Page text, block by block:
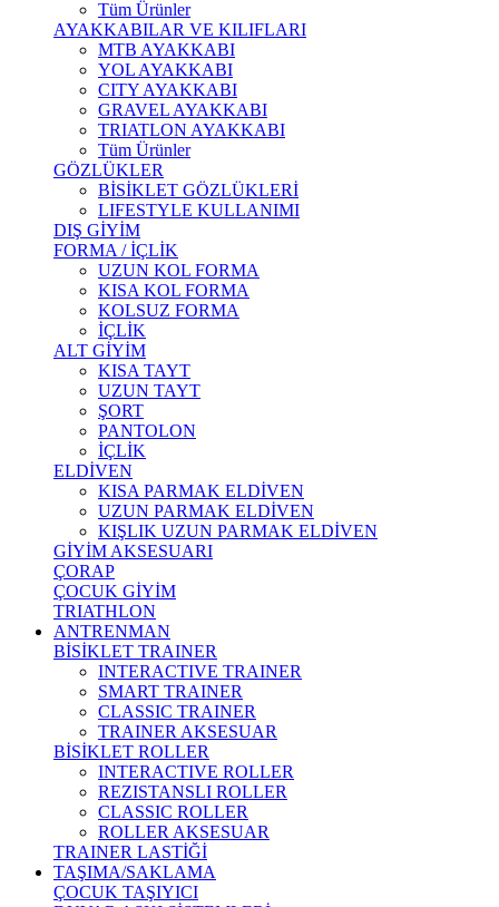
Tüm Ürünler
AYAKKABILAR VE KILIFLARI
MTB AYAKKABI
YOL AYAKKABI
CITY AYAKKABI
GRAVEL AYAKKABI
TRIATLON AYAKKABI
Tüm Ürünler
GÖZLÜKLER
BİSİKLET GÖZLÜKLERİ
LIFESTYLE KULLANIMI
DIŞ GİYİM
FORMA / İÇLİK
UZUN KOL FORMA
KISA KOL FORMA
KOLSUZ FORMA
İÇLİK
ALT GİYİM
KISA TAYT
UZUN TAYT
ŞORT
PANTOLON
İÇLİK
ELDİVEN
KISA PARMAK ELDİVEN
UZUN PARMAK ELDİVEN
KIŞLIK UZUN PARMAK ELDİVEN
GİYİM AKSESUARI
ÇORAP
ÇOCUK GİYİM
TRIATHLON
ANTRENMAN
BİSİKLET TRAINER
INTERACTIVE TRAINER
SMART TRAINER
CLASSIC TRAINER
TRAINER AKSESUAR
BİSİKLET ROLLER
INTERACTIVE ROLLER
REZISTANSLI ROLLER
CLASSIC ROLLER
ROLLER AKSESUAR
TRAINER LASTİĞİ
TAŞIMA/SAKLAMA
ÇOCUK TAŞIYICI